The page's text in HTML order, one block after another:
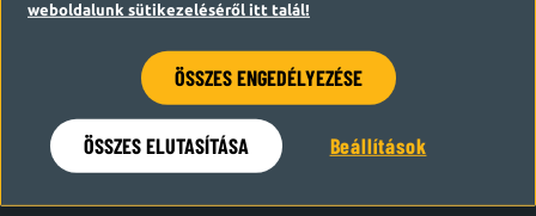
Hamarosan visszatérünk
weboldalunk sütikezeléséről itt talál!
ÖSSZES ENGEDÉLYEZÉSE
ÖSSZES ELUTASÍTÁSA Beállítások